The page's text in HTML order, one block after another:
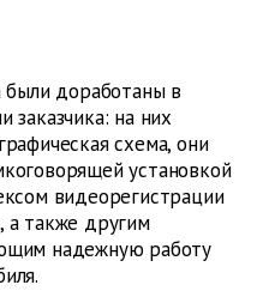
были доработаны в
заказчика: на них
схема, они
установкой
видеорегистрации
а также другим
надежную работу